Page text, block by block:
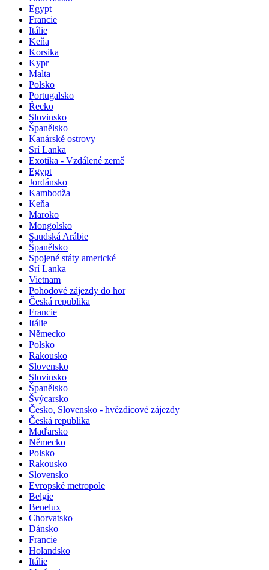
Egypt
Francie
Itálie
Keňa
Korsika
Kypr
Malta
Polsko
Portugalsko
Řecko
Slovinsko
Španělsko
Kanárské ostrovy
Srí Lanka
Exotika - Vzdálené země
Egypt
Jordánsko
Kambodža
Keňa
Maroko
Mongolsko
Saudská Arábie
Španělsko
Spojené státy americké
Srí Lanka
Vietnam
Pohodové zájezdy do hor
Česká republika
Francie
Itálie
Německo
Polsko
Rakousko
Slovensko
Slovinsko
Španělsko
Švýcarsko
Česko, Slovensko - hvězdicové zájezdy
Česká republika
Maďarsko
Německo
Polsko
Rakousko
Slovensko
Evropské metropole
Belgie
Benelux
Chorvatsko
Dánsko
Francie
Holandsko
Itálie